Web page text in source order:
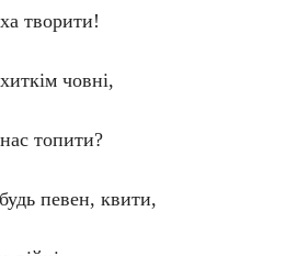
творити!
човні,
топити?
певен, квити,